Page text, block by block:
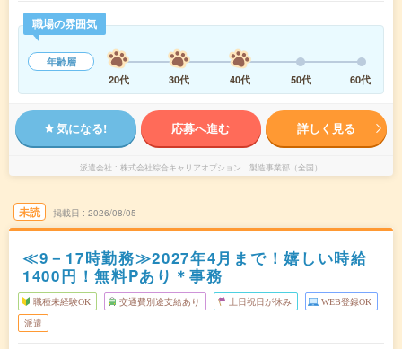
職場の雰囲気
年齢層
20代
30代 40代 50代 60代
気になる! 応募へ進む 詳しく見る
派遣会社 株式会社綜合キャリアオプション 製造事業部（全国）
未読 掲載日 2026/08/05
≪9－17時勤務≫2027年4月まで！嬉しい時給
1400円！無料Pあり＊事務
職種未経験OK 交通費別途支給あり 土日祝日が休み WEB登録OK
派遣